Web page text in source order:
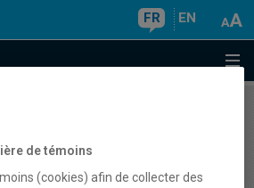
FR EN
de témoins
(cookies) afin de collecter des